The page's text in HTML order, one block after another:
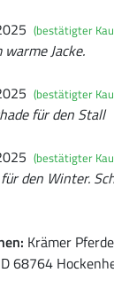
(bestätigter
Jacke.
(bestätigter
für den Stall
(bestätigter
den Winter.
Krämer
68764